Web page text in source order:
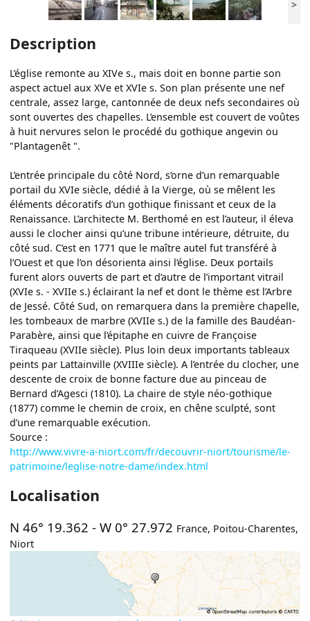
>
Description
L’église remonte au XIVe s., mais doit en bonne partie son
aspect actuel aux XVe et XVIe s. Son plan présente une nef
centrale, assez large, cantonnée de deux nefs secondaires où
sont ouvertes des chapelles. L’ensemble est couvert de voûtes
à huit nervures selon le procédé du gothique angevin ou
"Plantagenêt ".
L’entrée principale du côté Nord, s’orne d’un remarquable
portail du XVIe siècle, dédié à la Vierge, où se mêlent les
éléments décoratifs d’un gothique finissant et ceux de la
Renaissance. L’architecte M. Berthomé en est l’auteur, il éleva
aussi le clocher ainsi qu’une tribune intérieure, détruite, du
côté sud. C’est en 1771 que le maître autel fut transféré à
l’Ouest et que l’on désorienta ainsi l’église. Deux portails
furent alors ouverts de part et d’autre de l’important vitrail
(XVIe s. - XVIIe s.) éclairant la nef et dont le thème est l’Arbre
de Jessé. Côté Sud, on remarquera dans la première chapelle,
les tombeaux de marbre (XVIIe s.) de la famille des Baudéan-
Parabère, ainsi que l’épitaphe en cuivre de Françoise
Tiraqueau (XVIIe siècle). Plus loin deux importants tableaux
peints par Lattainville (XVIIIe siècle). A l’entrée du clocher, une
descente de croix de bonne facture due au pinceau de
Bernard d’Agesci (1810). La chaire de style néo-gothique
(1877) comme le chemin de croix, en chêne sculpté, sont
d’une remarquable exécution.
Source :
http://www.vivre-a-niort.com/fr/decouvrir-niort/tourisme/le-
patrimoine/leglise-notre-dame/index.html
Localisation
N 46° 19.362 -W 0° 27.972 France, Poitou-Charentes,
Niort